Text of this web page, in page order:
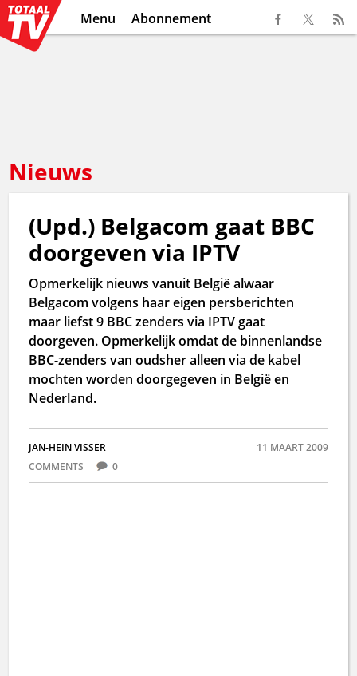
Menu Abonnement
Nieuws
(Upd.) Belgacom gaat BBC
doorgeven via IPTV
Opmerkelijk nieuws vanuit België alwaar
Belgacom volgens haar eigen persberichten
maar liefst 9 BBC zenders via IPTV gaat
doorgeven. Opmerkelijk omdat de binnenlandse
BBC-zenders van oudsher alleen via de kabel
mochten worden doorgegeven in België en
Nederland.
JAN-HEIN VISSER
11 MAART 2009
COMMENTS
0